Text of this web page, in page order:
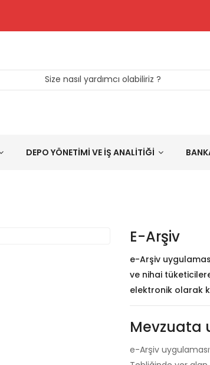
Size nasıl yardımcı olabiliriz ?
DEPO YÖNETİMİ VE İŞ ANALİTİĞİ
E-Arşiv
e-Arşiv
ve nihai
elektronik olarak
Mevzuata
e-Arşiv